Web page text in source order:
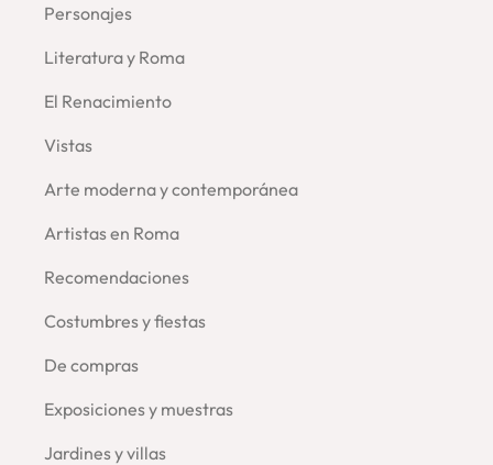
Personajes
Literatura y Roma
El Renacimiento
Vistas
Arte moderna y contemporánea
Artistas en Roma
Recomendaciones
Costumbres y fiestas
De compras
Exposiciones y muestras
Jardines y villas